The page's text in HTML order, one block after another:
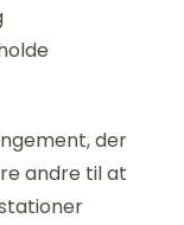
der
andre til at